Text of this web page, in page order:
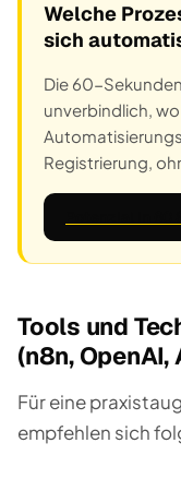
Welche
sich
Die 60-
unverbindlich,
Registrierung,
Tools und
(n8n, OpenAI,
Für eine
empfehlen sich